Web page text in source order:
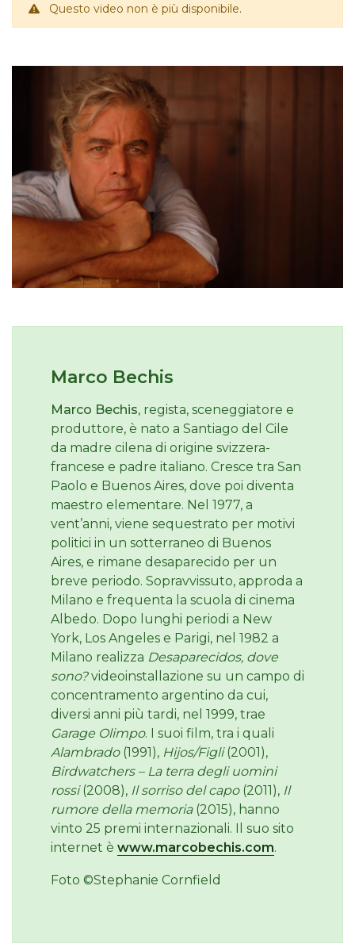
Questo video non è più disponibile.
Marco Bechis
Marco Bechis, regista, sceneggiatore e
produttore, è nato a Santiago del Cile
da madre cilena di origine svizzera-
francese e padre italiano. Cresce tra San
Paolo e Buenos Aires, dove poi diventa
maestro elementare. Nel 1977, a
vent’anni, viene sequestrato per motivi
politici in un sotterraneo di Buenos
Aires, e rimane desaparecido per un
breve periodo. Sopravvissuto, approda a
Milano e frequenta la scuola di cinema
Albedo. Dopo lunghi periodi a New
York, Los Angeles e Parigi, nel 1982 a
Milano realizza Desaparecidos, dove
sono?videoinstallazione su un campo di
concentramento argentino da cui,
diversi anni più tardi, nel 1999, trae
Garage Olimpo. I suoi film, tra i quali
Alambrado (1991), Hijos/Figli(2001),
Birdwatchers – La terra degli uomini
rossi(2008), Il sorriso del capo (2011), Il
rumore della memoria (2015), hanno
vinto 25 premi internazionali. Il suo sito
internet è www.marcobechis.com.
Foto ©Stephanie Cornfield